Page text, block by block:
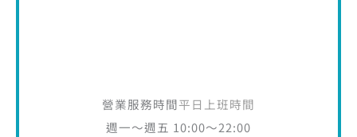
營業服務時間平日上班時間
週一～週五 10:00～22:00